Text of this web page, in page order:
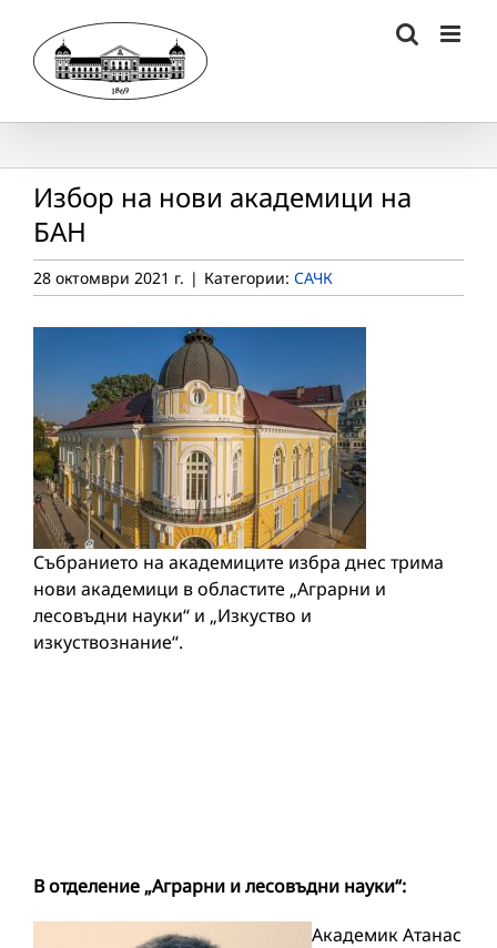
content
Избор на нови академици на
БАН
28 октомври 2021 г. | Категории: САЧК
Събранието на академиците избра днес трима
нови академици в областите „Aграрни и
лесовъдни науки“ и „Изкуство и
изкуствознание“.
В отделение „Аграрни и лесовъдни науки“:
Академик Атанас